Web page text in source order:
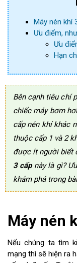
Máy nén khí
Ưu điểm,
Ưu
Hạn
Bên cạnh tiêu chí
chiếc máy bơm
cấp nén khí khác
thuộc cấp 1 và 2
được ít người biết
3 cấpnày là gì?
khám phá trong
Máy nén
Nếu chúng ta tìm
mạng thì sẽ hiện ra